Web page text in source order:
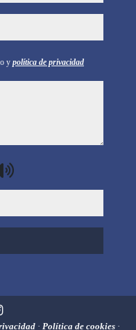
y política de privacidad
· Política de cookies ·